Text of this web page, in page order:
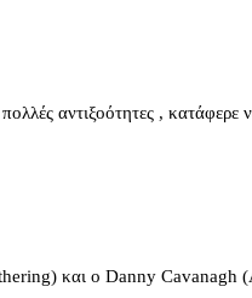
αντιξοότητες , κατάφερε
και ο Danny Cavanagh